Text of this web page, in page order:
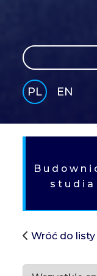
Szukaj
PL
EN
SH
Wróć do